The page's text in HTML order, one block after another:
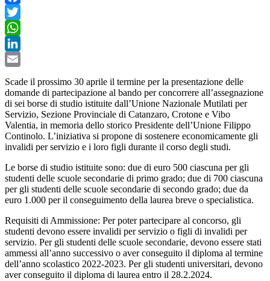
Facebook
Twitter
WhatsApp
LinkedIn
Scade il prossimo 30 aprile il termine per la presentazione delle
domande di partecipazione al bando per concorrere all’assegnazione
di sei borse di studio istituite dall’Unione Nazionale Mutilati per
Servizio, Sezione Provinciale di Catanzaro, Crotone e Vibo
Valentia, in memoria dello storico Presidente dell’Unione Filippo
Continolo. L’iniziativa si propone di sostenere economicamente gli
invalidi per servizio e i loro figli durante il corso degli studi.
Le borse di studio istituite sono: due di euro 500 ciascuna per gli
studenti delle scuole secondarie di primo grado; due di 700 ciascuna
per gli studenti delle scuole secondarie di secondo grado; due da
euro 1.000 per il conseguimento della laurea breve o specialistica.
Requisiti di Ammissione: Per poter partecipare al concorso, gli
studenti devono essere invalidi per servizio o figli di invalidi per
servizio. Per gli studenti delle scuole secondarie, devono essere stati
ammessi all’anno successivo o aver conseguito il diploma al termine
dell’anno scolastico 2022-2023. Per gli studenti universitari, devono
aver conseguito il diploma di laurea entro il 28.2.2024.